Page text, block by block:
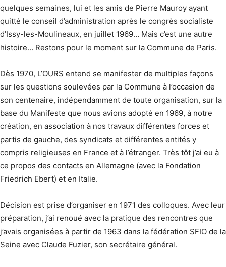
quelques semaines, lui et les amis de Pierre Mauroy ayant
quitté le conseil d’administration après le congrès socialiste
d’Issy-les-Moulineaux, en juillet 1969… Mais c’est une autre
histoire… Restons pour le moment sur la Commune de Paris.
Dès 1970, L’OURS entend se manifester de multiples façons
sur les questions soulevées par la Commune à l’occasion de
son centenaire, indépendamment de toute organisation, sur la
base du Manifeste que nous avions adopté en 1969, à notre
création, en association à nos travaux différentes forces et
partis de gauche, des syndicats et différentes entités y
compris religieuses en France et à l’étranger. Très tôt j’ai eu à
ce propos des contacts en Allemagne (avec la Fondation
Friedrich Ebert) et en Italie.
Décision est prise d’organiser en 1971 des colloques. Avec leur
préparation, j’ai renoué avec la pratique des rencontres que
j’avais organisées à partir de 1963 dans la fédération SFIO de la
Seine avec Claude Fuzier, son secrétaire général.